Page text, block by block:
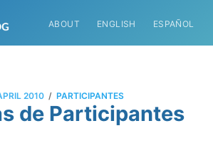
ABOUT ENGLISH ESPAÑOL
2010 / PARTICIPANTES
de Participantes